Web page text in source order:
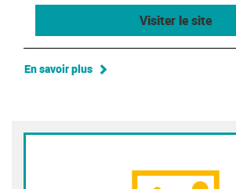
Visiter le site
En savoir plus